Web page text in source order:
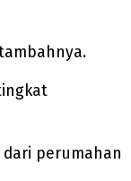
perumahan